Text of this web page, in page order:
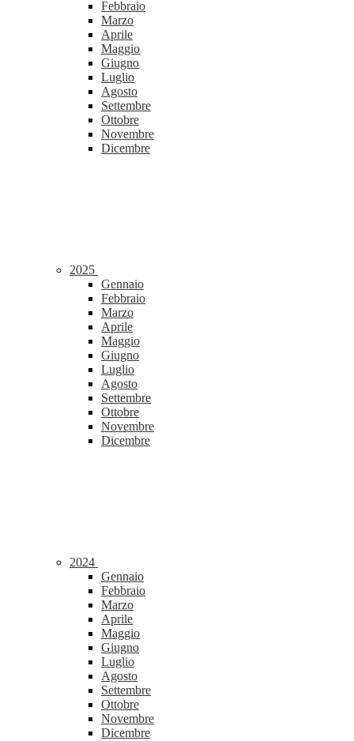
Febbraio
Marzo
Aprile
Maggio
Giugno
Luglio
Agosto
Settembre
Ottobre
Novembre
Dicembre
2025
Gennaio
Febbraio
Marzo
Aprile
Maggio
Giugno
Luglio
Agosto
Settembre
Ottobre
Novembre
Dicembre
2024
Gennaio
Febbraio
Marzo
Aprile
Maggio
Giugno
Luglio
Agosto
Settembre
Ottobre
Novembre
Dicembre